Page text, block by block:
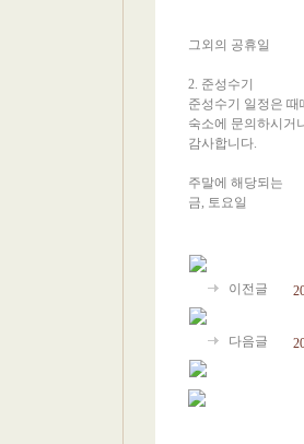
그외의 공휴일
2. 준성수기
준성수기 일정은
숙소에 문의하시거
감사합니다.
주말에 해당되는
금, 토요일
이전글
다음글